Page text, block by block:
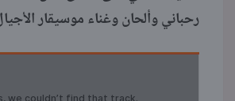
رحباني وألحان وغناء موسيقار